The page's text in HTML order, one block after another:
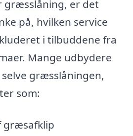
græsslåning, er det
på, hvilken service
i tilbuddene fra
Mange udbydere
græsslåningen,
som:
græsafklip